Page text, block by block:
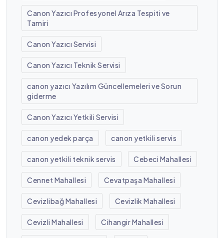
Canon Yazıcı Profesyonel Arıza Tespiti ve
Tamiri
Canon Yazıcı Servisi
Canon Yazıcı Teknik Servisi
canon yazıcı Yazılım Güncellemeleri ve Sorun
giderme
Canon Yazıcı Yetkili Servisi
canon yedek parça canon yetkili servis
canon yetkili teknik servis Cebeci Mahallesi
Cennet Mahallesi Cevatpaşa Mahallesi
Cevizlibağ Mahallesi Cevizlik Mahallesi
Cevizli Mahallesi Cihangir Mahallesi